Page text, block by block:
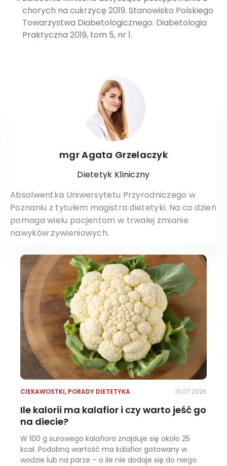
chorych na cukrzycę 2019. Stanowisko Polskiego
Towarzystwa Diabetologicznego. Diabetologia
Praktyczna 2019, tom 5, nr 1.
mgr Agata Grzelaczyk
Dietetyk Kliniczny
Absolwentka Uniwersytetu Przyrodniczego w
Poznaniu z tytułem magistra dietetyki. Na co dzień
pomaga wielu pacjentom w trwałej zmianie
nawyków żywieniowych.
CIEKAWOSTKI, PORADY DIETETYKA 31.07.2026
Ile kalorii ma kalafior i czy warto jeść go
na diecie?
W 100 g surowego kalafiora znajduje się około 25
kcal. Podobną wartość ma kalafior gotowany w
wodzie lub na parze – o ile nie dodaje się do niego